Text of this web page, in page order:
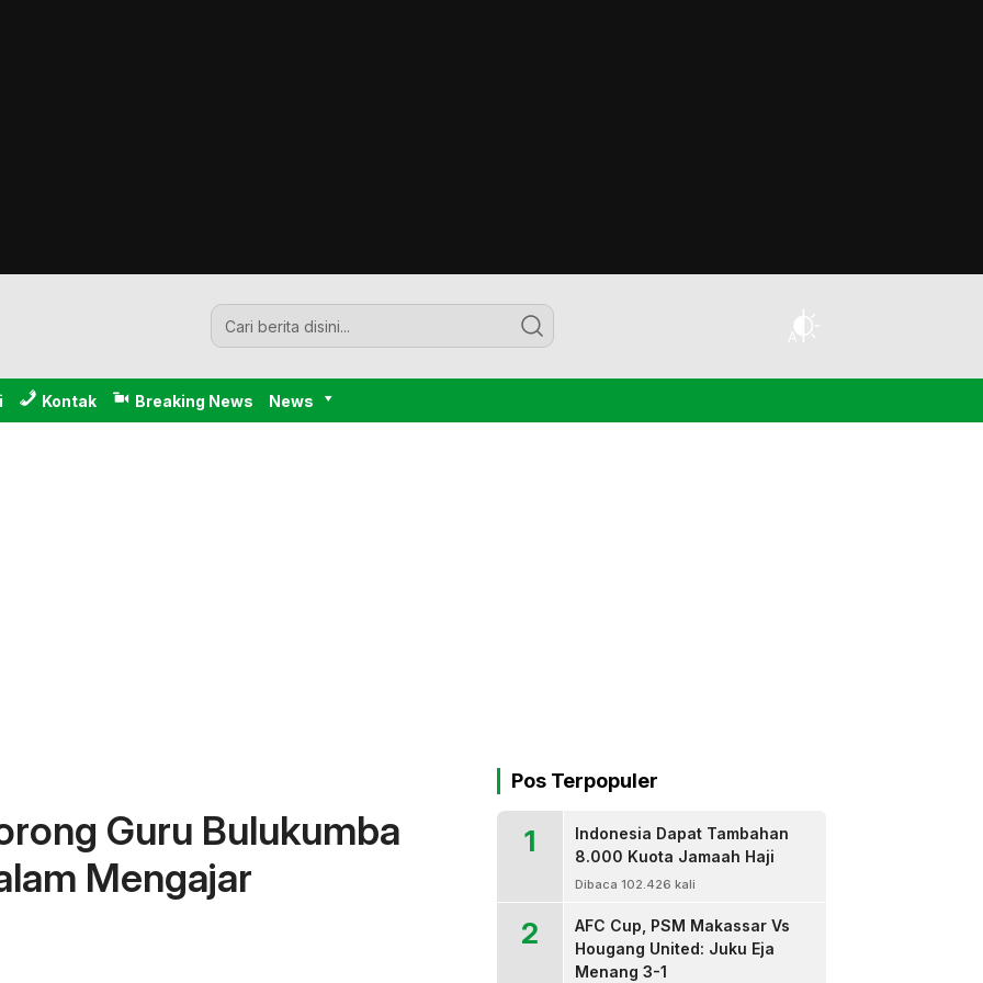
Kontak Breaking News News
Guru Bulukumba
Mengajar
Pos Terpopuler
1
Indonesia Dapat Tambahan
8.000 Kuota Jamaah Haji
Dibaca 102.426 kali
2
AFC Cup, PSM Makassar Vs
Hougang United: Juku Eja
Menang 3-1